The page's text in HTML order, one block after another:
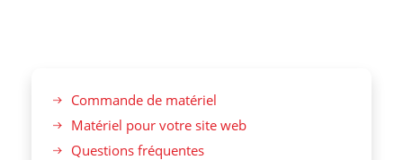
Commande de matériel
Matériel pour votre site web
Questions fréquentes